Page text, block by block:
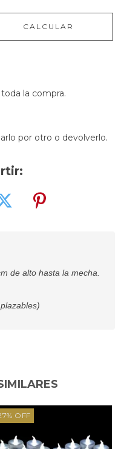
CALCULAR
la compra.
por otro o devolverlo.
de alto hasta la mecha.
% OFF